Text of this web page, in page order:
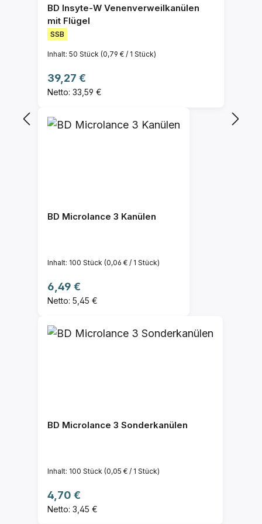
BD Insyte-W Venenverweilkanülen
mit Flügel
SSB
Inhalt: 50 Stück (0,79 € / 1 Stück)
Regulärer Preis:
39,27 €
Netto: 33,59 €
BD Microlance 3 Kanülen
Inhalt: 100 Stück (0,06 € / 1 Stück)
Regulärer Preis:
6,49 €
Netto: 5,45 €
BD Microlance 3 Sonderkanülen
Inhalt: 100 Stück (0,05 € / 1 Stück)
Regulärer Preis:
4,70 €
Netto: 3,45 €